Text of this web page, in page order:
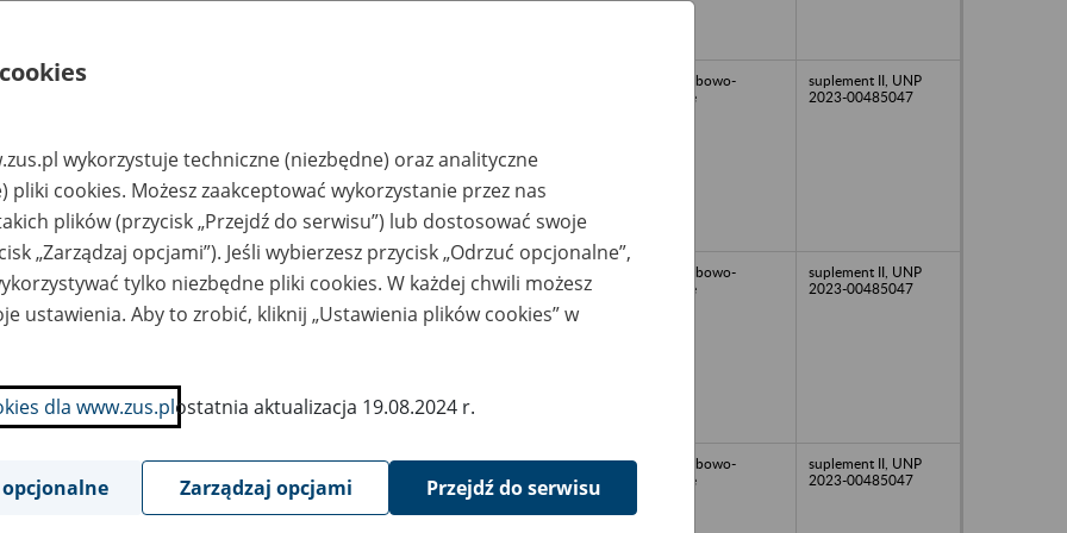
om.pl,
Spółdzielnia
281 663, e-
mail:archiwum@krs.c
om.pl,
sekretariat@krs.com.p
l
akta osobowo-
płacowe
suplement II, UNP
2023-00485047
Związek
Archiwum Krajowej
Rady Spółdzielczej, ul.
Jasna 1, 00-013
Warszawa tel. (22)596
om.pl,
sekretariat@krs.com.p
l
akta osobowo-
płacowe
suplement II, UNP
2023-00485047
w
Archiwum Krajowej
Rady Spółdzielczej, ul.
Jasna 1, 00-013
Warszawa tel. (22)596
akta osobowo-
płacowe
suplement II, UNP
2023-00485047
wykorzystuje techniczne (niezbędne) oraz analityczne
pliki cookies. Możesz zaakceptować wykorzystanie przez nas
plików (przycisk „Przejdź do serwisu”) lub dostosować swoje
„Zarządzaj opcjami”). Jeśli wybierzesz przycisk „Odrzuć opcjonalne”,
tylko niezbędne pliki cookies. W każdej chwili możesz
ustawienia. Aby to zrobić, kliknij „Ustawienia plików cookies” w
dla www.zus.plostatnia aktualizacja 19.08.2024 r.
Zarządzaj opcjami Przejdź do serwisu